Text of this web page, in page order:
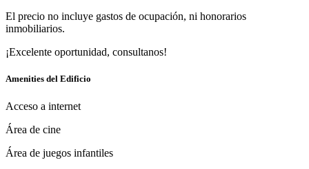
El precio no incluye gastos de ocupación, ni honorarios
inmobiliarios.
¡Excelente oportunidad, consultanos!
Amenities del Edificio
Acceso a internet
Área de cine
Área de juegos infantiles